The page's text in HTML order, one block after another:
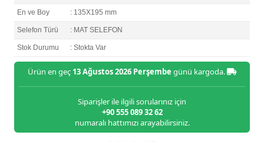
En ve Boy : 135X195 mm
Selefon Türü : MAT SELEFON
Stok Durumu : Stokta Var
Ürün en geç 13 Ağustos 2026 Perşembe günü kargoda.
Siparişler ile ilgili sorularınız için
+90 555 089 32 62
numaralı hattımızı arayabilirsiniz.